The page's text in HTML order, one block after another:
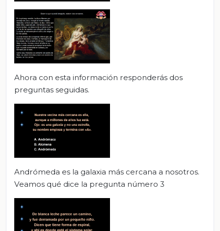
Ahora con esta información responderás dos
preguntas seguidas.
Andrómeda es la galaxia más cercana a nosotros.
Veamos qué dice la pregunta número 3